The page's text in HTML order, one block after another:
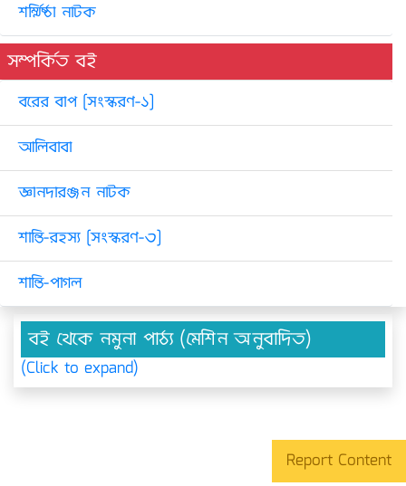
শর্ম্মিষ্ঠা নাটক
সম্পর্কিত বই
বরের বাপ [সংস্করণ-১]
আলিবাবা
জ্ঞানদারঞ্জন নাটক
শান্তি-রহস্য [সংস্করণ-৩]
শান্তি-পাগল
বই থেকে নমুনা পাঠ্য (মেশিন অনুবাদিত)
(Click to expand)
Report Content